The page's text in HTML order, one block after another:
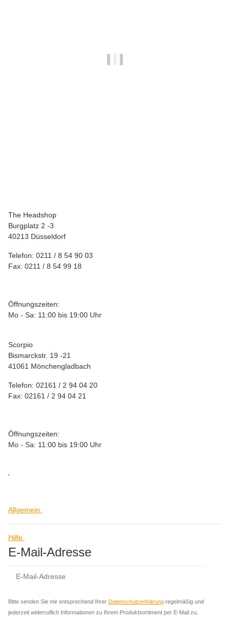
The Headshop
Burgplatz 2 -3
40213 Düsseldorf
Telefon: 0211 / 8 54 90 03
Fax: 0211 / 8 54 99 18
Öffnungszeiten:
Mo - Sa: 11:00 bis 19:00 Uhr
Scorpio
Bismarckstr. 19 -21
41061 Mönchengladbach
Telefon: 02161 / 2 94 04 20
Fax: 02161 / 2 94 04 21
Öffnungszeiten:
Mo - Sa: 11:00 bis 19:00 Uhr
Allgemein
Hilfe
E-Mail-Adresse
Bitte senden Sie mir entsprechend Ihrer Datenschutzerklärung regelmäßig und
jederzeit widerruflich Informationen zu Ihrem Produktsortiment per E-Mail zu.